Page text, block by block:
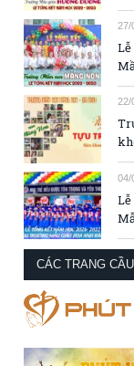
27/
22/
04/
CÁC TRANG